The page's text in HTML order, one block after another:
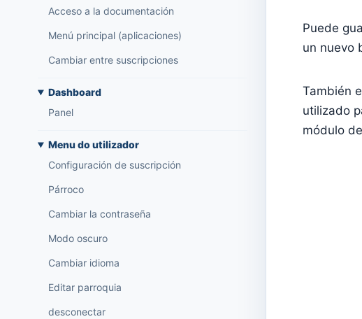
Acceso a la documentación
Menú principal (aplicaciones)
Cambiar entre suscripciones
Dashboard
Panel
Menu do utilizador
Configuración de suscripción
Párroco
Cambiar la contraseña
Modo oscuro
Cambiar idioma
Editar parroquia
desconectar
Puede
un nuevo
También
utilizado
módulo